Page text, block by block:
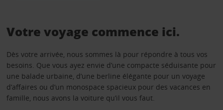
Votre voyage commence ici.
Dès votre arrivée, nous sommes là pour répondre à tous vos
besoins. Que vous ayez envie d’une compacte séduisante pour
une balade urbaine, d’une berline élégante pour un voyage
d’affaires ou d’un monospace spacieux pour des vacances en
famille, nous avons la voiture qu’il vous faut.